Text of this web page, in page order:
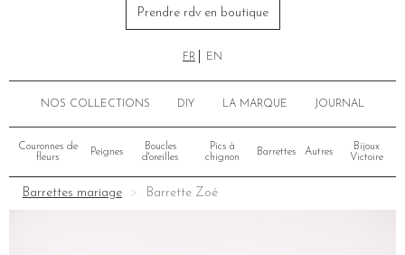
Prendre rdv en boutique
FR EN
NOS COLLECTIONS DIY LA MARQUE JOURNAL
Couronnes de
fleurs
Peignes
Boucles
d'oreilles
Pics à
chignon
Barrettes Autres
Bijoux
Victoire
Barrettes mariage Barrette Zoé